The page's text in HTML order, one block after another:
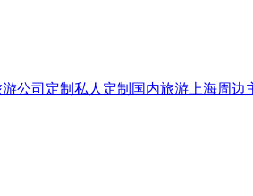
游公司定制 私人定制 国内旅游 上海周边